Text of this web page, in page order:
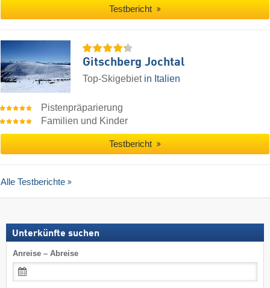
Testbericht
Gitschberg Jochtal
Top-Skigebiet in Italien
Pistenpräparierung
Familien und Kinder
Testbericht
Alle Testberichte
Unterkünfte suchen
Anreise – Abreise